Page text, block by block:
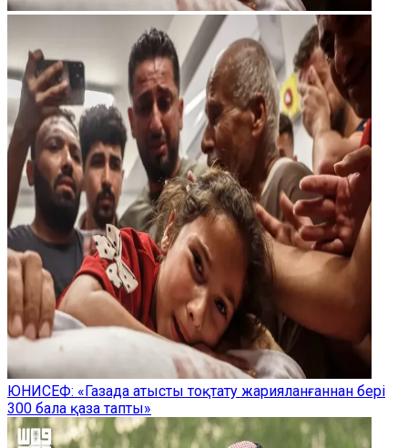
ЮНИСЕФ: «Газада атысты тоқтату жарияланғаннан бері
300 бала қаза тапты»